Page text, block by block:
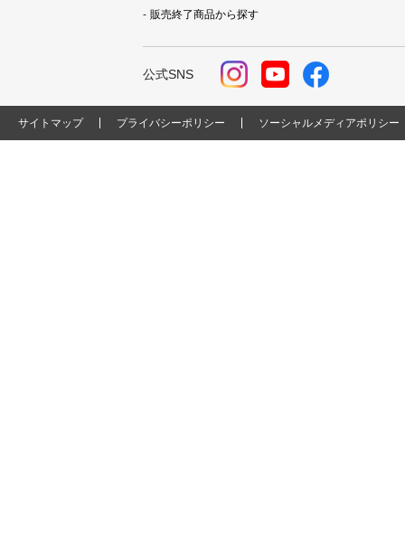
販売終了商品から探す
公式SNS
サイトマップ プライバシーポリシー ソーシャルメディアポリシー